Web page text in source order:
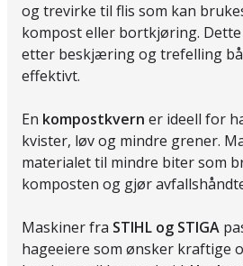
og trevirke til flis som kan
kompost eller bortkjøring.
etter beskjæring og trefelling
effektivt.
En kompostkvern er ideell for
kvister, løv og mindre grener.
materialet til mindre biter som
komposten og gjør
Maskiner fra STIHL og STIGA
hageeiere som ønsker kraftige